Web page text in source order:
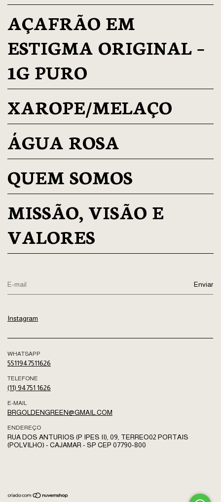
AÇAFRÃO EM
ESTIGMA ORIGINAL –
1G PURO
XAROPE/MELAÇO
ÁGUA ROSA
QUEM SOMOS
MISSÃO, VISÃO E
VALORES
Instagram
WHATSAPP
5511947511626
TELEFONE
(11) 94751 1626
E-MAIL
BRGOLDENGREEN@GMAIL.COM
ENDEREÇO
RUA DOS ANTURIOS (P IPES II), 09, TERREO02 PORTAIS
(POLVILHO) - CAJAMAR - SP CEP 07790-800